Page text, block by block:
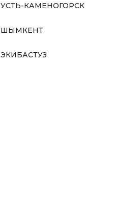
УСТЬ-КАМЕНОГОРСК
ШЫМКЕНТ
ЭКИБАСТУЗ